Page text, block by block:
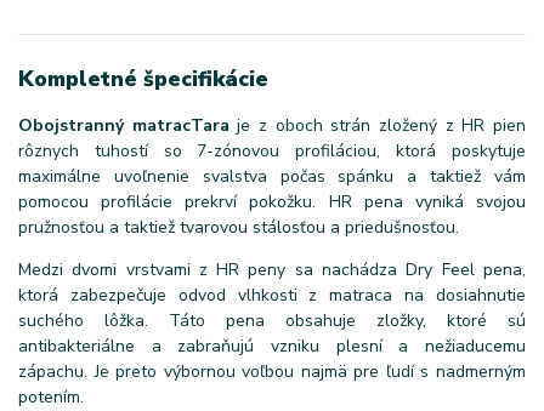
Kompletné špecifikácie
Obojstranný matracTaraje z oboch strán zložený z HR pien
rôznych tuhostí so 7-zónovou profiláciou, ktorá poskytuje
maximálne uvoľnenie svalstva počas spánku a taktiež vám
pomocou profilácie prekrví pokožku. HR pena vyniká svojou
pružnosťou a taktiež tvarovou stálosťou a priedušnosťou.
Medzi dvomi vrstvami z HR peny sa nachádza Dry Feel pena,
ktorá zabezpečuje odvod vlhkosti z matraca na dosiahnutie
suchého lôžka. Táto pena obsahuje zložky, ktoré sú
antibakteriálne a zabraňujú vzniku plesní a nežiaducemu
zápachu. Je preto výbornou voľbou najmä pre ľudí s nadmerným
potením.